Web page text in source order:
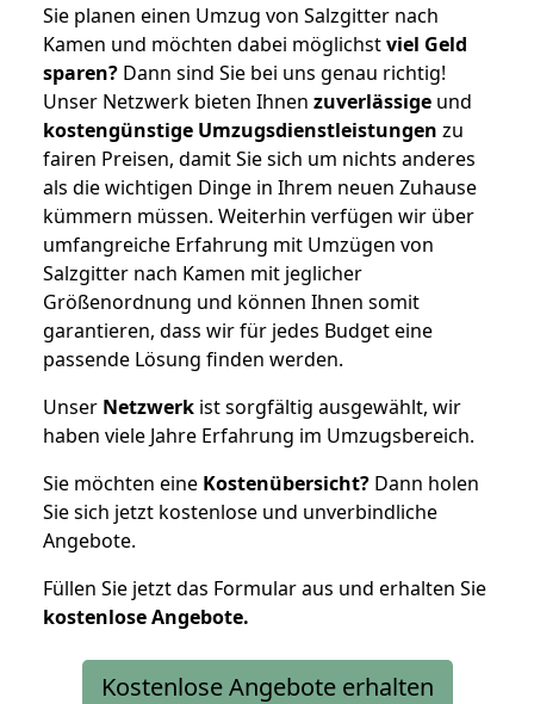
Sie planen einen Umzug von Salzgitter nach
Kamen und möchten dabei möglichstviel Geld
sparen? Dann sind Sie bei uns genau richtig!
Unser Netzwerk bieten Ihnen zuverlässige und
kostengünstige Umzugsdienstleistungen zu
fairen Preisen, damit Sie sich um nichts anderes
als die wichtigen Dinge in Ihrem neuen Zuhause
kümmern müssen. Weiterhin verfügen wir über
umfangreiche Erfahrung mit Umzügen von
Salzgitter nach Kamen mit jeglicher
Größenordnung und können Ihnen somit
garantieren, dass wir für jedes Budget eine
passende Lösung finden werden.
Unser Netzwerk ist sorgfältig ausgewählt, wir
haben viele Jahre Erfahrung im Umzugsbereich.
Sie möchten eine Kostenübersicht? Dann holen
Sie sich jetzt kostenlose und unverbindliche
Angebote.
Füllen Sie jetzt das Formular aus und erhalten Sie
kostenloseAngebote.
Kostenlose Angebote erhalten